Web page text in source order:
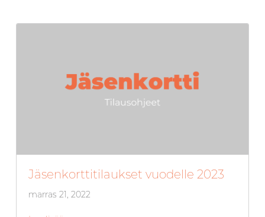
Jäsenkorttitilaukset vuodelle 2023
marras 21, 2022